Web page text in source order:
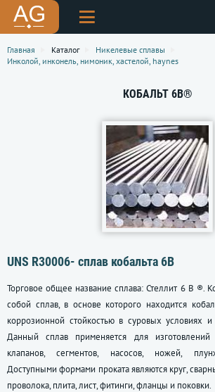
Главная Каталог
Никелевые сплавы
Инколой, инконель, нимоник, хастелой, haynes
КОБАЛЬТ 6B®
UNS R30006- сплав кобальта 6B
Торговое общее название сплава: Стеллит 6 В ®.
собой сплав, в основе которого находится
коррозионной стойкостью в суровых условиях
Данный сплав применяется для
клапанов, сегментов, насосов, ножей,
Доступными формами проката являются круг,
проволока, плита, лист, фитинги, фланцы и поковки.